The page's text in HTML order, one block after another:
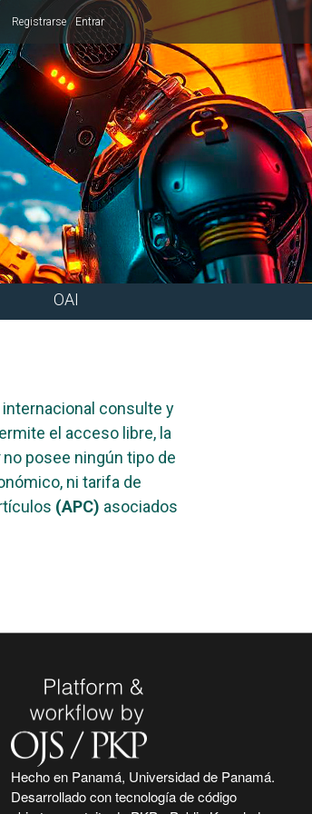
Registrarse Entrar
OAI
consulte y
el acceso libre, la
no posee ningún tipo de
ni tarifa de
(APC) asociados
Hecho en Panamá, Universidad de Panamá.
Desarrollado con tecnología de código